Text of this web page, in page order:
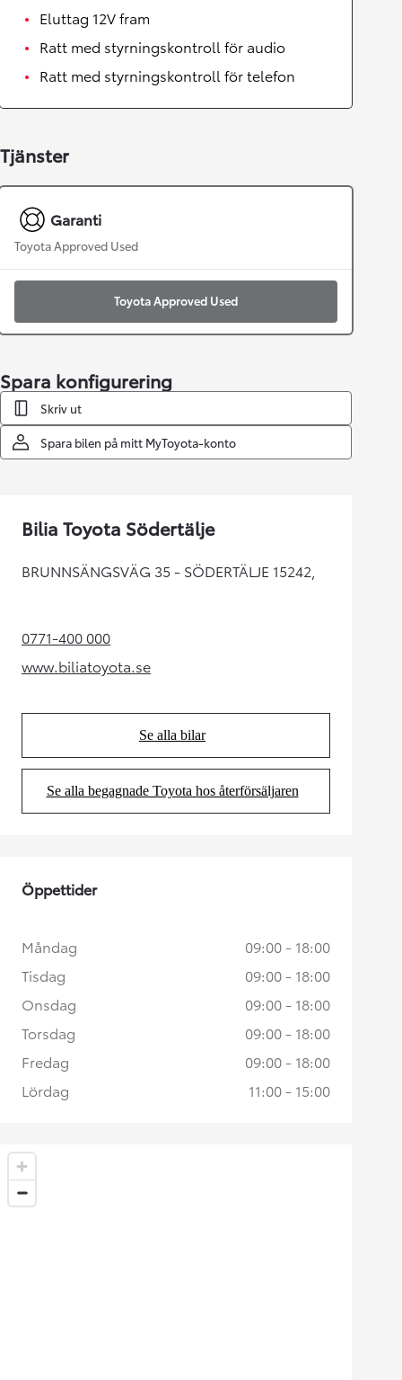
Eluttag 12V fram
Ratt med styrningskontroll för audio
Ratt med styrningskontroll för telefon
Tjänster
Garanti
Toyota Approved Used
Toyota Approved Used
Spara konfigurering
Skriv ut
Spara bilen på mitt MyToyota-konto
Bilia Toyota Södertälje
BRUNNSÄNGSVÄG 35 - SÖDERTÄLJE 15242,
0771-400 000(Opens in new tab)
www.biliatoyota.se
(Opens in new tab)
Se alla bilar
(Opens in new tab)
Se alla begagnade Toyota hos återförsäljaren
(Opens in new tab)
Öppettider
Måndag
09:00 - 18:00
Tisdag
09:00 - 18:00
Onsdag
09:00 - 18:00
Torsdag
09:00 - 18:00
Fredag
09:00 - 18:00
Lördag
11:00 - 15:00